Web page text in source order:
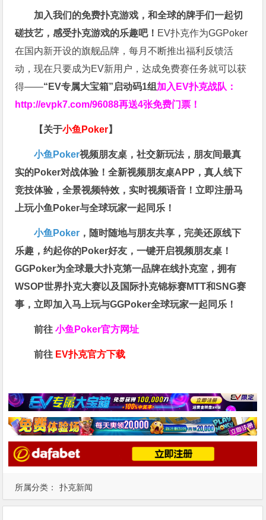
所属分类： 扑克新闻
加入我们的免费扑克游戏，和全球的牌手们一起切
磋技艺，感受扑克游戏的乐趣吧！ EV扑克作为GGPoker
在国内新开设的旗舰品牌，每月不断推出福利反馈活
动，现在只要成为EV新用户，达成免费赛任务就可以获
得——“EV专属大宝箱”启动码1组 加入EV扑克战队：
http://evpk7.com/96088再送4张免费门票！
【关于小鱼Poker】
小鱼Poker视频朋友桌，社交新玩法，朋友间最真
实的Poker对战体验！全新视频朋友桌APP，真人线下
竞技体验，全景视频特效，实时视频语音！立即注册马
上玩小鱼Poker与全球玩家一起同乐！
小鱼Poker ，随时随地与朋友共享，完美还原线下
乐趣，约起你的Poker好友，一键开启视频朋友桌！
GGPoker为全球最大扑克第一品牌在线扑克室，拥有
WSOP世界扑克大赛以及国际扑克锦标赛MTT和SNG赛
事，立即加入马上玩与GGPoker全球玩家一起同乐！
前往小鱼Poker官方网址
前往 EV扑克官方下载